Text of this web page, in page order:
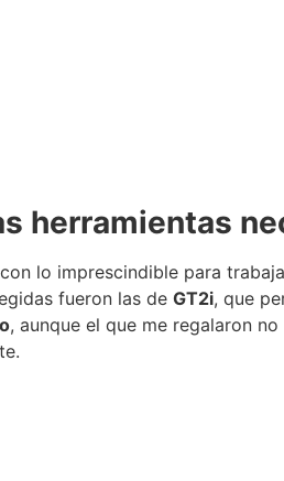
herramientas
lo imprescindible para
fueron las de GT2i, que
, aunque el que me regalaron